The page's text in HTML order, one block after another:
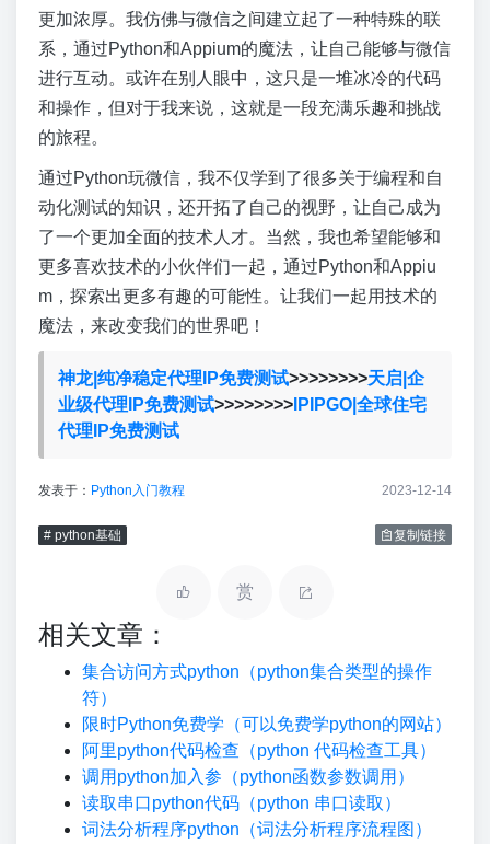
更加浓厚。我仿佛与微信之间建立起了一种特殊的联
系，通过Python和Appium的魔法，让自己能够与微信
进行互动。或许在别人眼中，这只是一堆冰冷的代码
和操作，但对于我来说，这就是一段充满乐趣和挑战
的旅程。
通过Python玩微信，我不仅学到了很多关于编程和自
动化测试的知识，还开拓了自己的视野，让自己成为
了一个更加全面的技术人才。当然，我也希望能够和
更多喜欢技术的小伙伴们一起，通过Python和Appiu
m，探索出更多有趣的可能性。让我们一起用技术的
魔法，来改变我们的世界吧！
神龙|纯净稳定代理IP免费测试>>>>>>>>天启|企
业级代理IP免费测试>>>>>>>>IPIPGO|全球住宅
代理IP免费测试
发表于： Python入门教程 2023-12-14
# python基础 复制链接
赏
相关文章：
集合访问方式python（python集合类型的操作
符）
限时Python免费学（可以免费学python的网站）
阿里python代码检查（python 代码检查工具）
调用python加入参（python函数参数调用）
读取串口python代码（python 串口读取）
词法分析程序python（词法分析程序流程图）